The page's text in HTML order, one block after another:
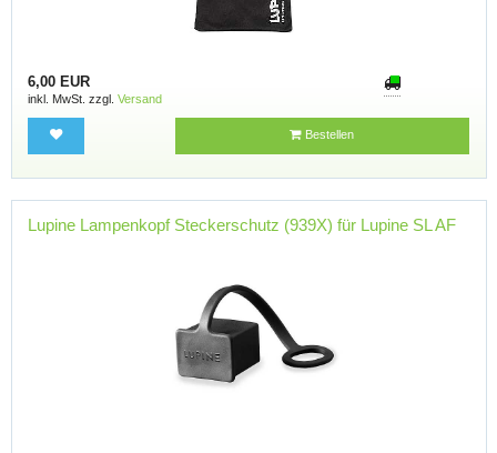
6,00 EUR
inkl. MwSt. zzgl. Versand
Bestellen
Lupine Lampenkopf Steckerschutz (939X) für Lupine SL AF